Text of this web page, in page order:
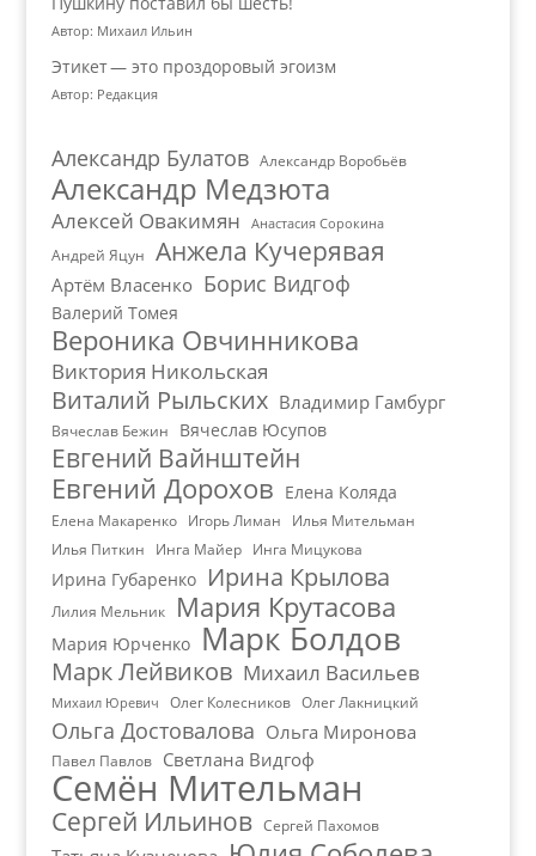
Автор: Михаил Ильин
Этикет — это проздоровый эгоизм
Автор: Редакция
Александр Булатов Александр Воробьёв
Александр Медзюта
Алексей Овакимян Анастасия Сорокина
Андрей Яцун Анжела Кучерявая
Артём Власенко Борис Видгоф
Валерий Томея
Вероника Овчинникова
Виктория Никольская
Виталий Рыльских Владимир Гамбург
Вячеслав Бежин Вячеслав Юсупов
Евгений Вайнштейн
Евгений Дорохов Елена Коляда
Елена Макаренко Игорь Лиман
Илья Мительман
Илья Питкин
Инга Майер Инга Мицукова
Ирина Губаренко Ирина Крылова
Лилия Мельник Мария Крутасова
Мария Юрченко Марк Болдов
Марк Лейвиков Михаил Васильев
Михаил Юревич Олег Колесников Олег Лакницкий
Ольга Достовалова Ольга Миронова
Павел Павлов Светлана Видгоф
Семён Мительман
Сергей Ильинов Сергей Пахомов